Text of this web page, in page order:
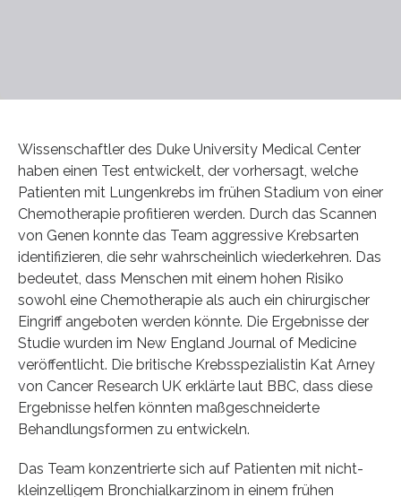
Wissenschaftler des Duke University Medical Center
haben einen Test entwickelt, der vorhersagt, welche
Patienten mit Lungenkrebs im frühen Stadium von einer
Chemotherapie profitieren werden. Durch das Scannen
von Genen konnte das Team aggressive Krebsarten
identifizieren, die sehr wahrscheinlich wiederkehren. Das
bedeutet, dass Menschen mit einem hohen Risiko
sowohl eine Chemotherapie als auch ein chirurgischer
Eingriff angeboten werden könnte. Die Ergebnisse der
Studie wurden im New England Journal of Medicine
veröffentlicht. Die britische Krebsspezialistin Kat Arney
von Cancer Research UK erklärte laut BBC, dass diese
Ergebnisse helfen könnten maßgeschneiderte
Behandlungsformen zu entwickeln.
Das Team konzentrierte sich auf Patienten mit nicht-
kleinzelligem Bronchialkarzinom in einem frühen